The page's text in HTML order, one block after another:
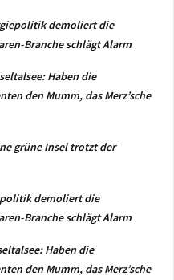
demoliert die
Branche schlägt Alarm
Haben die
den Mumm, das Merz’sche
grüne Insel trotzt der
demoliert die
Branche schlägt Alarm
Haben die
den Mumm, das Merz’sche